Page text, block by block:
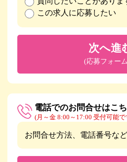
この求人に応募したい
次へ進
(応募フォー
電話でのお問合せはこ
(月～金 8:00～17:00 受付可能で
お問合せ方法、電話番号な